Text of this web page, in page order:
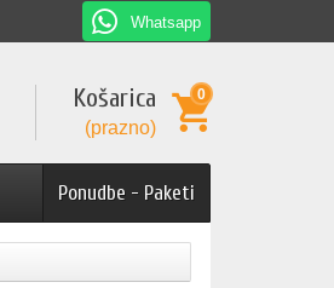
Whatsapp
Košarica
(prazno)
0
Ponudbe - Paketi